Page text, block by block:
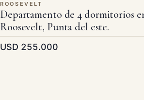
ROOSEVELT
Departamento de 4 dormitorios
Roosevelt, Punta del este.
USD 255.000